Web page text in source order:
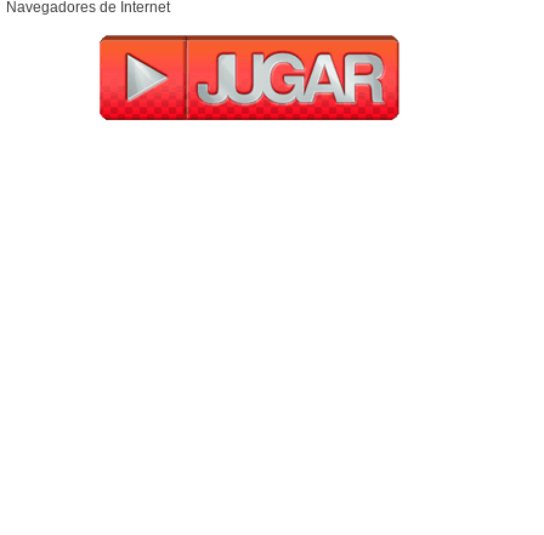
Navegadores de Internet